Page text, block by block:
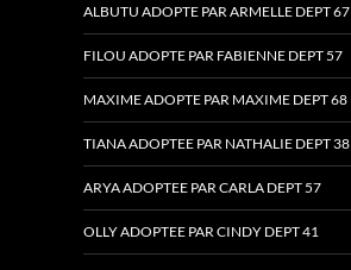
ALBUTU ADOPTE PAR ARMELLE DEPT 67
FILOU ADOPTE PAR FABIENNE DEPT 57
MAXIME ADOPTE PAR MAXIME DEPT 68
TIANA ADOPTEE PAR NATHALIE DEPT 38
ARYA ADOPTEE PAR CARLA DEPT 57
OLLY ADOPTEE PAR CINDY DEPT 41